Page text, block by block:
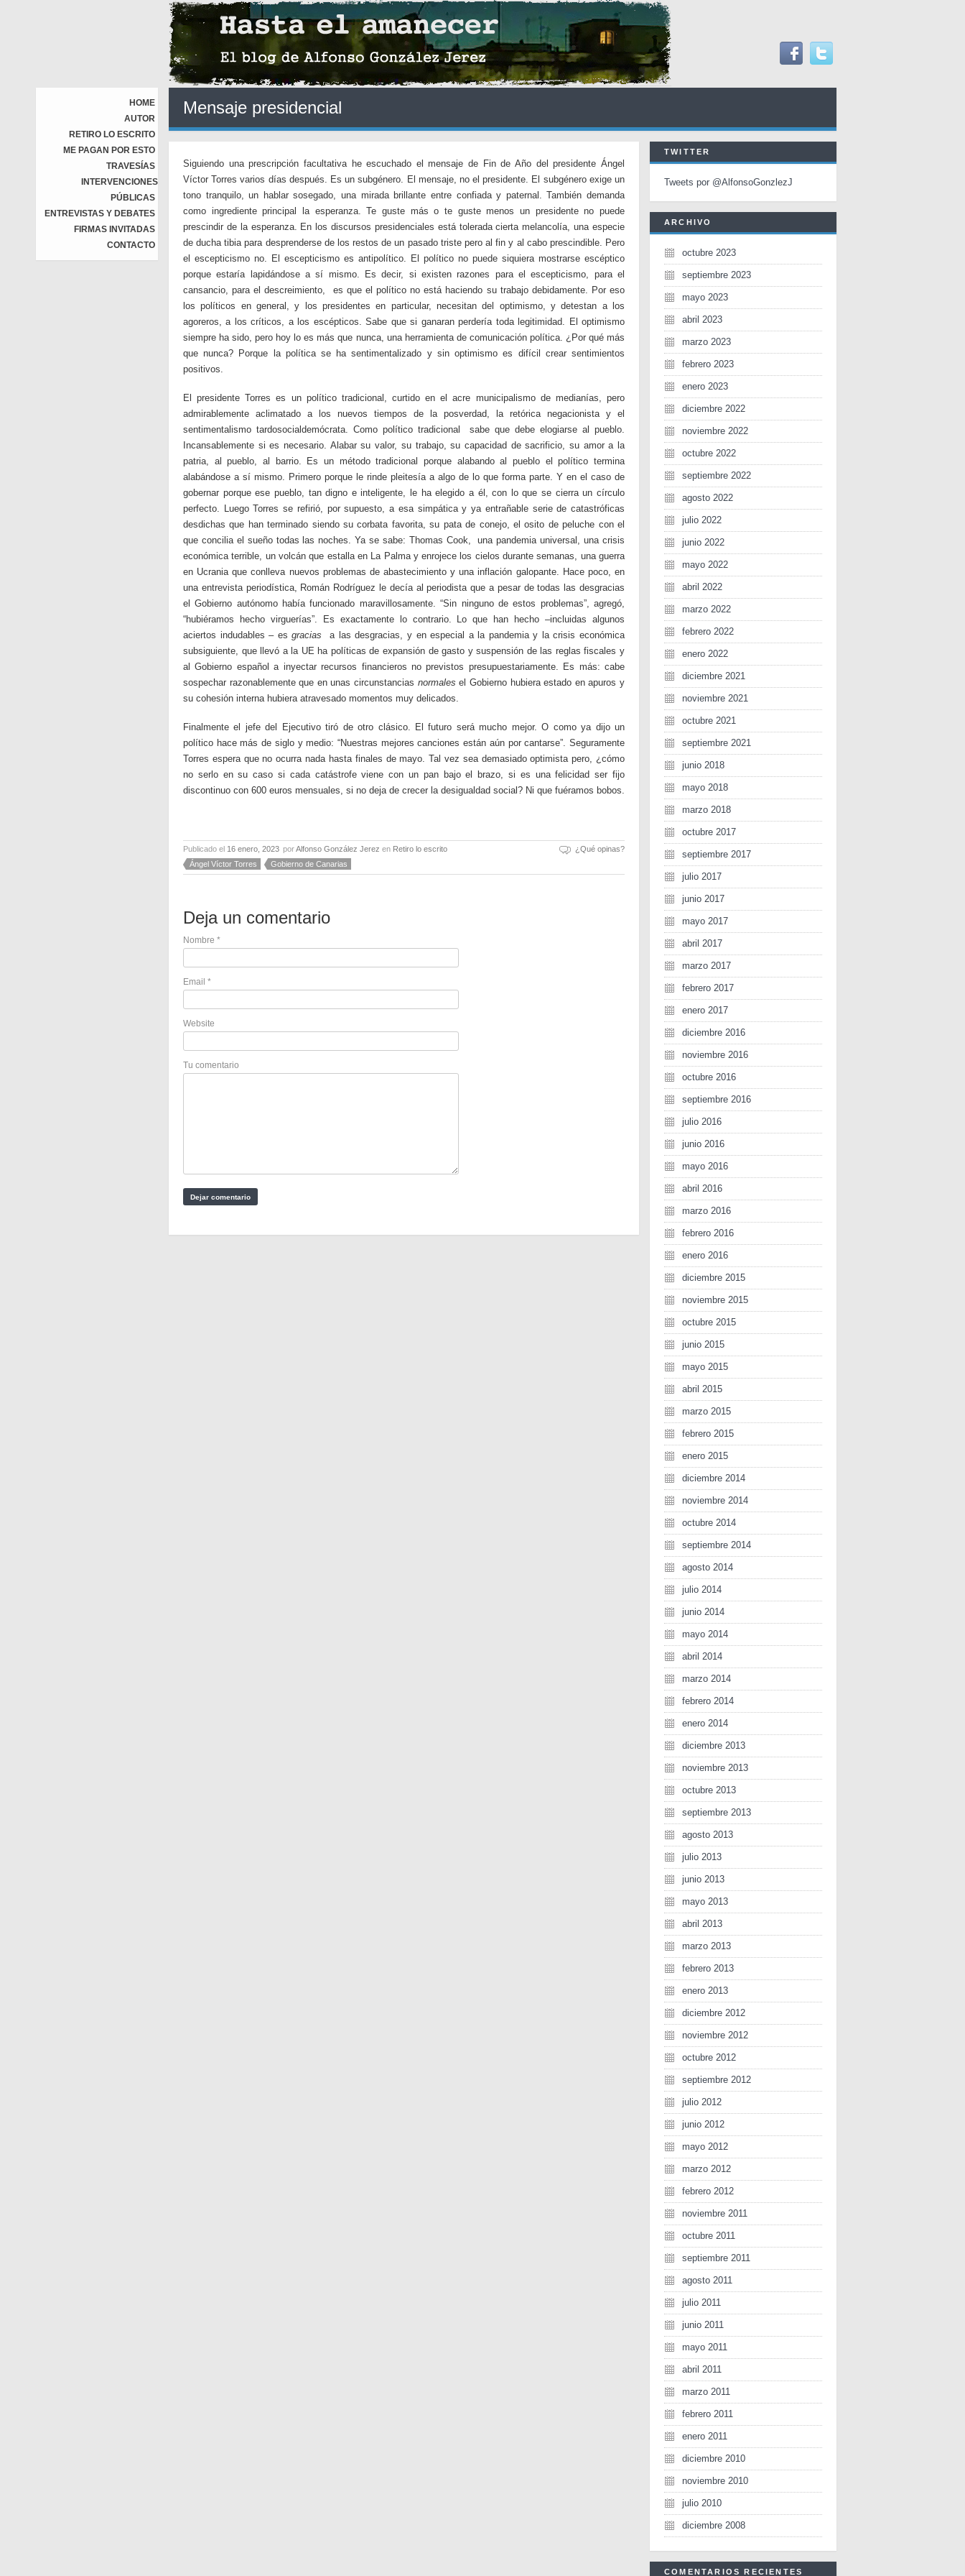
HOME
AUTOR
RETIRO LO ESCRITO
ME PAGAN POR ESTO
TRAVESÍAS
INTERVENCIONES
PÚBLICAS
ENTREVISTAS Y DEBATES
FIRMAS INVITADAS
CONTACTO
Mensaje presidencial
Siguiendo una prescripción facultativa he escuchado el mensaje de Fin de Año del presidente Ángel
Víctor Torres varios días después. Es un subgénero. El mensaje, no el presidente. El subgénero exige un
tono tranquilo, un hablar sosegado, una mirada brillante entre confiada y paternal. También demanda
como ingrediente principal la esperanza. Te guste más o te guste menos un presidente no puede
prescindir de la esperanza. En los discursos presidenciales está tolerada cierta melancolía, una especie
de ducha tibia para desprenderse de los restos de un pasado triste pero al fin y al cabo prescindible. Pero
el escepticismo no. El escepticismo es antipolítico. El político no puede siquiera mostrarse escéptico
porque estaría lapidándose a sí mismo. Es decir, si existen razones para el escepticismo, para el
cansancio, para el descreimiento, es que el político no está haciendo su trabajo debidamente. Por eso
los políticos en general, y los presidentes en particular, necesitan del optimismo, y detestan a los
agoreros, a los críticos, a los escépticos. Sabe que si ganaran perdería toda legitimidad. El optimismo
siempre ha sido, pero hoy lo es más que nunca, una herramienta de comunicación política. ¿Por qué más
que nunca? Porque la política se ha sentimentalizado y sin optimismo es difícil crear sentimientos
positivos.
El presidente Torres es un político tradicional, curtido en el acre municipalismo de medianías, pero
admirablemente aclimatado a los nuevos tiempos de la posverdad, la retórica negacionista y el
sentimentalismo tardosocialdemócrata. Como político tradicional sabe que debe elogiarse al pueblo.
Incansablemente si es necesario. Alabar su valor, su trabajo, su capacidad de sacrificio, su amor a la
patria, al pueblo, al barrio. Es un método tradicional porque alabando al pueblo el político termina
alabándose a sí mismo. Primero porque le rinde pleitesía a algo de lo que forma parte. Y en el caso de
gobernar porque ese pueblo, tan digno e inteligente, le ha elegido a él, con lo que se cierra un círculo
perfecto. Luego Torres se refirió, por supuesto, a esa simpática y ya entrañable serie de catastróficas
desdichas que han terminado siendo su corbata favorita, su pata de conejo, el osito de peluche con el
que concilia el sueño todas las noches. Ya se sabe: Thomas Cook, una pandemia universal, una crisis
económica terrible, un volcán que estalla en La Palma y enrojece los cielos durante semanas, una guerra
en Ucrania que conlleva nuevos problemas de abastecimiento y una inflación galopante. Hace poco, en
una entrevista periodística, Román Rodríguez le decía al periodista que a pesar de todas las desgracias
el Gobierno autónomo había funcionado maravillosamente. “Sin ninguno de estos problemas”, agregó,
“hubiéramos hecho virguerías”. Es exactamente lo contrario. Lo que han hecho –incluidas algunos
aciertos indudables – esgracias a las desgracias, y en especial a la pandemia y la crisis económica
subsiguiente, que llevó a la UE ha políticas de expansión de gasto y suspensión de las reglas fiscales y
al Gobierno español a inyectar recursos financieros no previstos presupuestariamente. Es más: cabe
sospechar razonablemente que en unas circunstancias normalesel Gobierno hubiera estado en apuros y
su cohesión interna hubiera atravesado momentos muy delicados.
Finalmente el jefe del Ejecutivo tiró de otro clásico. El futuro será mucho mejor. O como ya dijo un
político hace más de siglo y medio: “Nuestras mejores canciones están aún por cantarse”. Seguramente
Torres espera que no ocurra nada hasta finales de mayo. Tal vez sea demasiado optimista pero, ¿cómo
no serlo en su caso si cada catástrofe viene con un pan bajo el brazo, si es una felicidad ser fijo
discontinuo con 600 euros mensuales, si no deja de crecer la desigualdad social? Ni que fuéramos bobos.
Publicado el 16 enero, 2023 porAlfonso González Jerez en Retiro lo escrito
¿Qué opinas?
Ángel Víctor Torres
Gobierno de Canarias
Deja un comentario
Nombre *
Email *
Website
Tu comentario
TWITTER
Tweets por @AlfonsoGonzlezJ
ARCHIVO
octubre 2023
septiembre 2023
mayo 2023
abril 2023
marzo 2023
febrero 2023
enero 2023
diciembre 2022
noviembre 2022
octubre 2022
septiembre 2022
agosto 2022
julio 2022
junio 2022
mayo 2022
abril 2022
marzo 2022
febrero 2022
enero 2022
diciembre 2021
noviembre 2021
octubre 2021
septiembre 2021
junio 2018
mayo 2018
marzo 2018
octubre 2017
septiembre 2017
julio 2017
junio 2017
mayo 2017
abril 2017
marzo 2017
febrero 2017
enero 2017
diciembre 2016
noviembre 2016
octubre 2016
septiembre 2016
julio 2016
junio 2016
mayo 2016
abril 2016
marzo 2016
febrero 2016
enero 2016
diciembre 2015
noviembre 2015
octubre 2015
junio 2015
mayo 2015
abril 2015
marzo 2015
febrero 2015
enero 2015
diciembre 2014
noviembre 2014
octubre 2014
septiembre 2014
agosto 2014
julio 2014
junio 2014
mayo 2014
abril 2014
marzo 2014
febrero 2014
enero 2014
diciembre 2013
noviembre 2013
octubre 2013
septiembre 2013
agosto 2013
julio 2013
junio 2013
mayo 2013
abril 2013
marzo 2013
febrero 2013
enero 2013
diciembre 2012
noviembre 2012
octubre 2012
septiembre 2012
julio 2012
junio 2012
mayo 2012
marzo 2012
febrero 2012
noviembre 2011
octubre 2011
septiembre 2011
agosto 2011
julio 2011
junio 2011
mayo 2011
abril 2011
marzo 2011
febrero 2011
enero 2011
diciembre 2010
noviembre 2010
julio 2010
diciembre 2008
COMENTARIOS RECIENTES